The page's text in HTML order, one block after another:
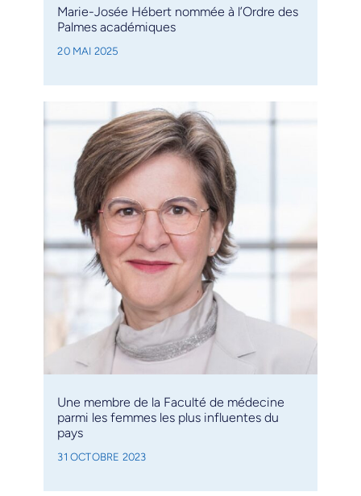
Marie-Josée Hébert nommée à l’Ordre des
Palmes académiques
20 MAI 2025
Une membre de la Faculté de médecine
parmi les femmes les plus influentes du
pays
31 OCTOBRE 2023